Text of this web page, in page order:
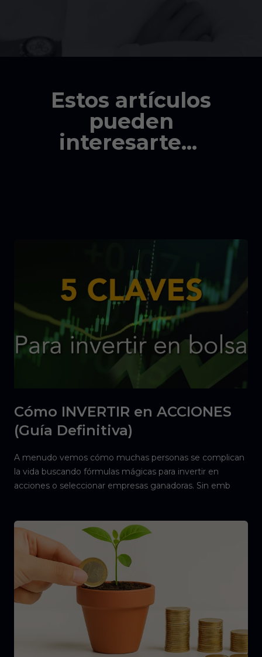
Estos artículos
pueden
interesarte...
Cómo INVERTIR en ACCIONES
(Guía Definitiva)
A menudo vemos cómo muchas personas se complican
la vida buscando fórmulas mágicas para invertir en
acciones o seleccionar empresas ganadoras. Sin emb